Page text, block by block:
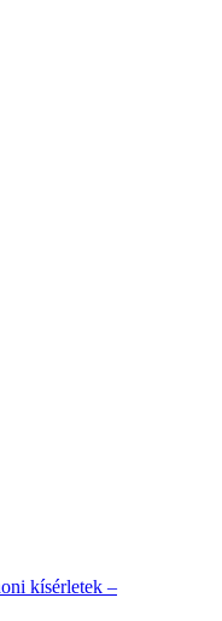
kísérletek –